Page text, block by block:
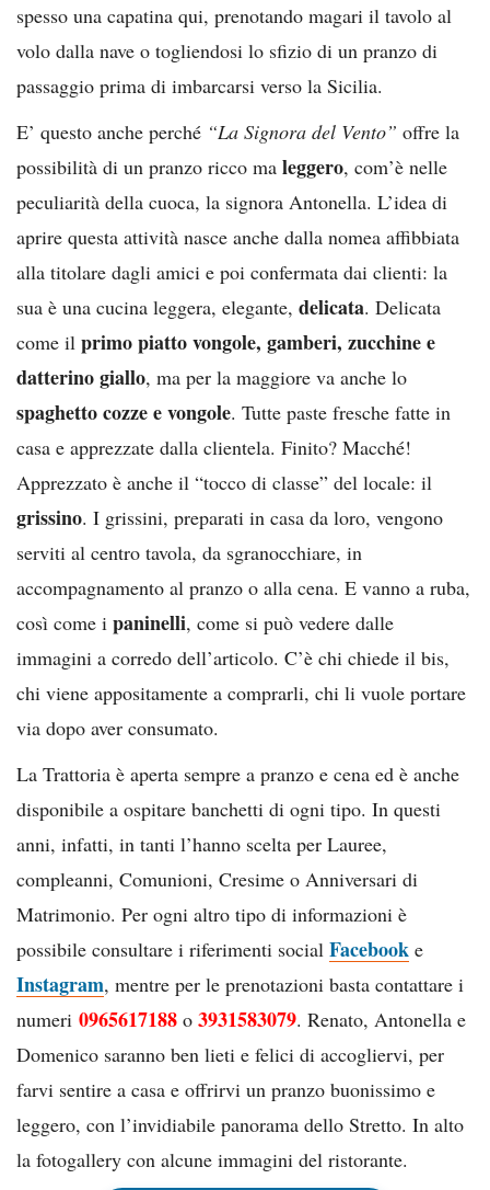
spesso una capatina qui, prenotando magari il tavolo al
volo dalla nave o togliendosi lo sfizio di un pranzo di
passaggio prima di imbarcarsi verso la Sicilia.
E’ questo anche perché “La Signora del Vento” offre la
possibilità di un pranzo ricco ma leggero, com’è nelle
peculiarità della cuoca, la signora Antonella. L’idea di
aprire questa attività nasce anche dalla nomea affibbiata
alla titolare dagli amici e poi confermata dai clienti: la
sua è una cucina leggera, elegante, delicata. Delicata
come il primo piatto vongole, gamberi, zucchine e
datterino giallo, ma per la maggiore va anche lo
spaghetto cozze e vongole. Tutte paste fresche fatte in
casa e apprezzate dalla clientela. Finito? Macché!
Apprezzato è anche il “tocco di classe” del locale: il
grissino. I grissini, preparati in casa da loro, vengono
serviti al centro tavola, da sgranocchiare, in
accompagnamento al pranzo o alla cena. E vanno a ruba,
così come i paninelli, come si può vedere dalle
immagini a corredo dell’articolo. C’è chi chiede il bis,
chi viene appositamente a comprarli, chi li vuole portare
via dopo aver consumato.
La Trattoria è aperta sempre a pranzo e cena ed è anche
disponibile a ospitare banchetti di ogni tipo. In questi
anni, infatti, in tanti l’hanno scelta per Lauree,
compleanni, Comunioni, Cresime o Anniversari di
Matrimonio. Per ogni altro tipo di informazioni è
possibile consultare i riferimenti social Facebook e
Instagram, mentre per le prenotazioni basta contattare i
numeri 0965617188 o 3931583079. Renato, Antonella e
Domenico saranno ben lieti e felici di accogliervi, per
farvi sentire a casa e offrirvi un pranzo buonissimo e
leggero, con l’invidiabile panorama dello Stretto. In alto
la fotogallery con alcune immagini del ristorante.